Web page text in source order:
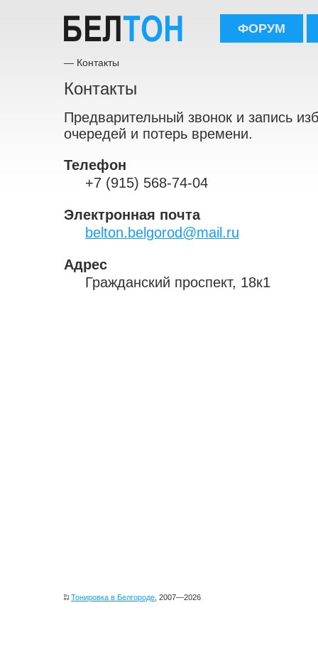
ФОРУМ
— Контакты
Контакты
Предварительный звонок и запись
очередей и потерь времени.
Телефон
+7 (915) 568-74-04
Электронная почта
belton.belgorod@mail.ru
Адрес
Гражданский проспект, 18к1
Тонировка в Белгороде , 2007—2026